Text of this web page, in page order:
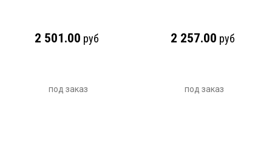
2 501.00 руб
под заказ
2 257.00 руб
под заказ